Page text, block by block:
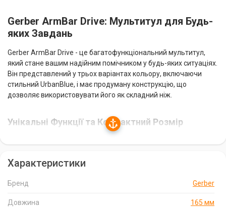
Gerber ArmBar Drive: Мультитул для Будь-
яких Завдань
Gerber ArmBar Drive - це багатофункціональний мультитул,
який стане вашим надійним помічником у будь-яких ситуаціях.
Він представлений у трьох варіантах кольору, включаючи
стильний UrbanBlue, і має продуману конструкцію, що
дозволяє використовувати його як складний ніж.
Унікальні Функції та Компактний Розмір
монтажка, відкривачка для пляшок і викрутка довжиною 2,5
носити його в кишені та завжди мати під рукою.
Характеристики
Бренд Gerber
Довжина 165 мм